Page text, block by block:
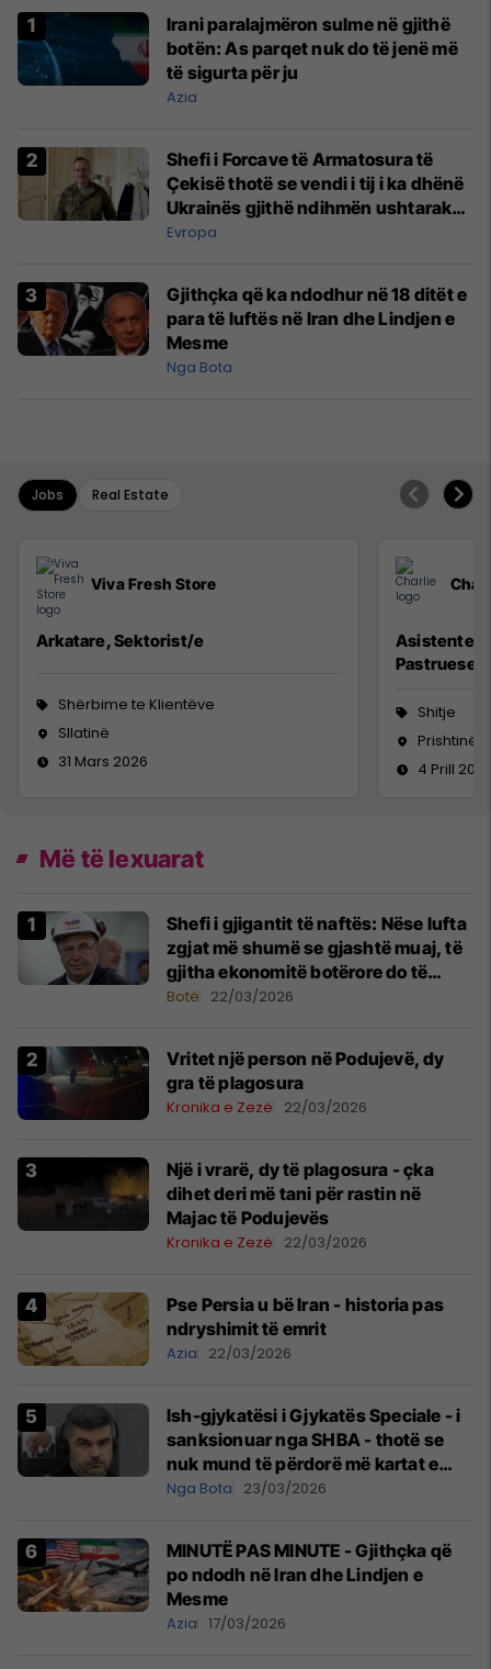
Irani paralajmëron sulme në gjithë
botën: As parqet nuk do të jenë më
të sigurta për ju
Azia
Shefi i Forcave të Armatosura të
Çekisë thotë se vendi i tij i ka dhënë
Ukrainës gjithë ndihmën ushtarake
që mundi
Evropa
Gjithçka që ka ndodhur në 18 ditët e
para të luftës në Iran dhe Lindjen e
Mesme
Nga Bota
Jobs Real Estate
Viva Fresh Store
Arkatare, Sektorist/e
Shërbime te Klientëve
Sllatinë
31 Mars 2026
Asistente
Pastruese
Shitje
Prishtinë
4 Prill
Më të lexuarat
Shefi i gjigantit të naftës: Nëse lufta
zgjat më shumë se gjashtë muaj, të
gjitha ekonomitë botërore do të
vuajnë
Botë 22/03/2026
Vritet një person në Podujevë, dy
gra të plagosura
Kronika e Zezë 22/03/2026
Një i vrarë, dy të plagosura - çka
dihet deri më tani për rastin në
Majac të Podujevës
Kronika e Zezë 22/03/2026
Pse Persia u bë Iran - historia pas
ndryshimit të emrit
Azia 22/03/2026
Ish-gjykatësi i Gjykatës Speciale - i
sanksionuar nga SHBA - thotë se
nuk mund të përdorë më kartat e
kreditit e as të porositë gjëra në
Nga Bota 23/03/2026
MINUTË PAS MINUTE - Gjithçka që
po ndodh në Iran dhe Lindjen e
Mesme
Azia 17/03/2026